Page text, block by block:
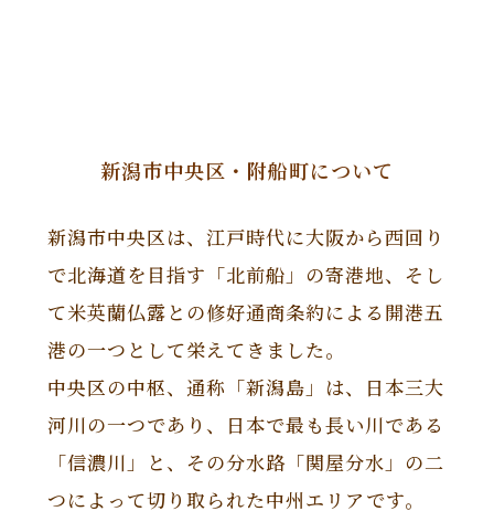
新潟市中央区・附船町について
新潟市中央区は、江戸時代に大阪から西回り
で北海道を目指す「北前船」の寄港地、そし
て米英蘭仏露との修好通商条約による開港五
港の一つとして栄えてきました。
中央区の中枢、通称「新潟島」は、日本三大
河川の一つであり、日本で最も長い川である
「信濃川」と、その分水路「関屋分水」の二
つによって切り取られた中州エリアです。